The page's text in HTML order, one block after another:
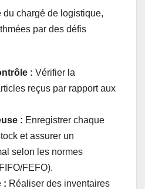
chargé de logistique,
par des défis
: Vérifier la
reçus par rapport aux
: Enregistrer chaque
et assurer un
selon les normes
FEFO).
: Réaliser des inventaires